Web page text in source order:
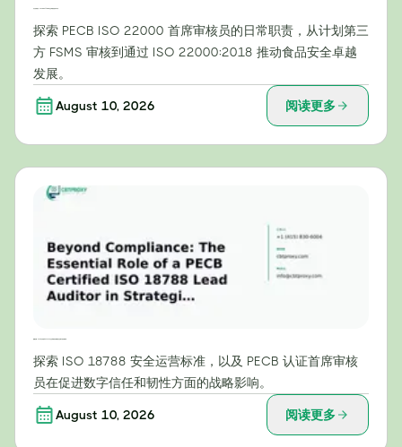
探索 PECB ISO 22000 首席审核员的日常职责，从计划第三
方 FSMS 审核到通过 ISO 22000:2018 推动食品安全卓越
发展。
August 10, 2026 阅读更多
探索 ISO 18788 安全运营标准，以及 PECB 认证首席审核
员在促进数字信任和韧性方面的战略影响。
August 10, 2026 阅读更多